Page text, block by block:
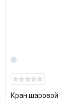
Кран шаровой